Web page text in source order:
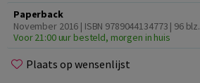
Paperback
November 2016 | ISBN 9789044134773 | 96 blz.
Voor 21:00 uur besteld, morgen in huis
Plaats op wensenlijst